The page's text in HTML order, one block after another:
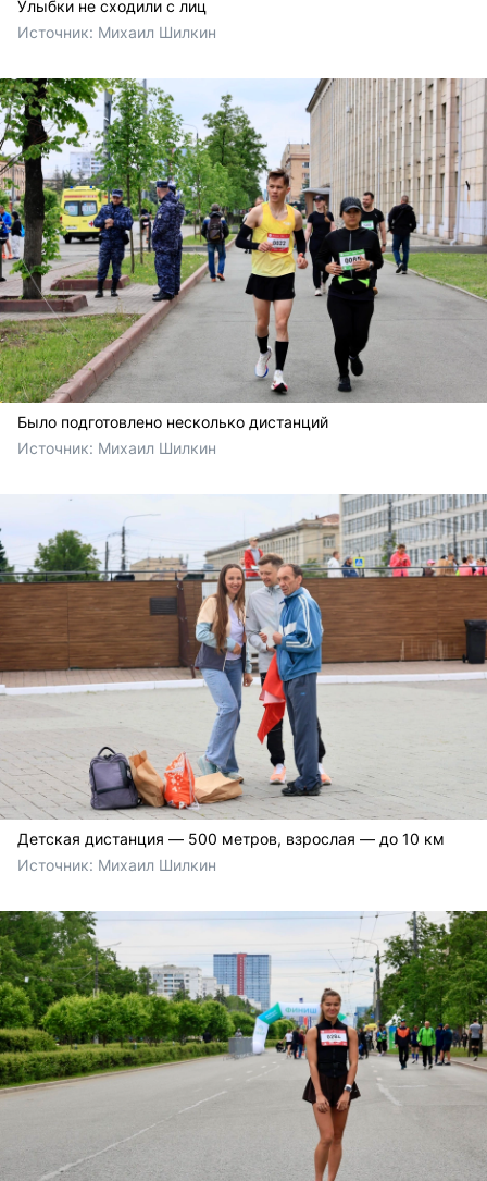
Улыбки не сходили с лиц
Источник: Михаил Шилкин
Было подготовлено несколько дистанций
Источник: Михаил Шилкин
Детская дистанция — 500 метров, взрослая — до 10 км
Источник: Михаил Шилкин